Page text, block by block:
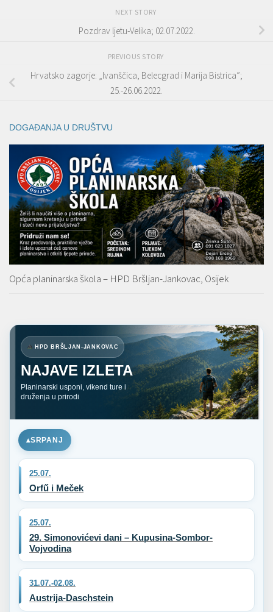
NEXT STORY
Pozdrav ljetu-Velika; 02.07.2022.
PREVIOUS STORY
Hrvatsko zagorje: „Ivanščica, Belecgrad i Marija Bistrica”;
25.-26.06.2022.
DOGAĐANJA U DRUŠTVU
Opća planinarska škola – HPD Bršljan-Jankovac, Osijek
HPD BRŠLJAN-JANKOVAC
NAJAVE IZLETA
Planinarski usponi, vikend ture i
druženja u prirodi
SRPANJ
25.07.
Orfű i Meček
25.07.
29. Simonovićevi dani – Kupusina-Sombor-
Vojvodina
31.07.-02.08.
Austrija-Daschstein